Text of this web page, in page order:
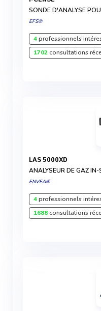
SONDE D'ANALYSE
EFS®
4professionnels
1702consultations
LAS 5000XD
ANALYSEUR DE GAZ IN-
ENVEA®
4professionnels
1688consultations